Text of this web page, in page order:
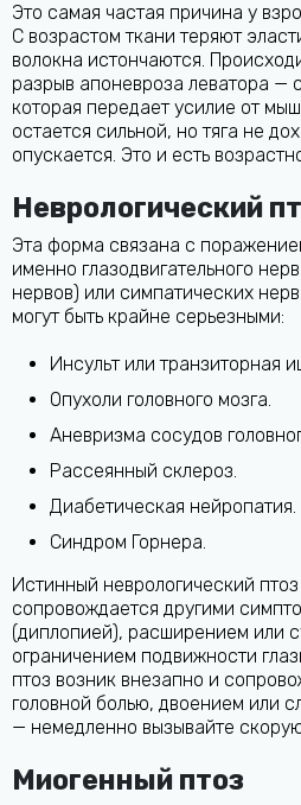
Это самая частая причина у
С возрастом ткани теряют
волокна истончаются.
разрыв апоневроза леватора —
которая передает усилие от
остается сильной, но тяга не
опускается. Это и есть
Неврологический
Эта форма связана с
именно глазодвигательного
нервов) или симпатических
могут быть крайне серьезными:
Инсульт или транзиторная
Опухоли головного мозга.
Аневризма сосудов
Рассеянный склероз.
Диабетическая нейропатия.
Синдром Горнера.
Истинный неврологический
сопровождается другими
(диплопией), расширением или
ограничением подвижности
птоз возник внезапно и
головной болью, двоением или
— немедленно вызывайте
Миогенный птоз